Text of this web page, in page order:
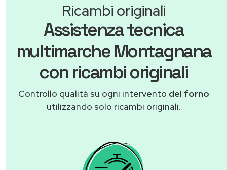
Ricambi originali
Assistenza tecnica
multimarche Montagnana
con ricambi originali
Controllo qualità su ogni intervento del forno
utilizzando solo ricambi originali.